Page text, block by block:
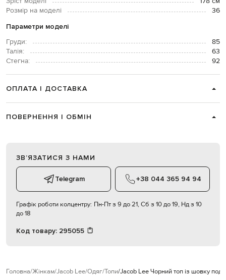
Розмір на моделі
36
Параметри моделі
Груди:
85
Талія:
63
Стегна:
92
ОПЛАТА І ДОСТАВКА
ПОВЕРНЕННЯ І ОБМІН
ЗВʼЯЗАТИСЯ З НАМИ
Telegram +38 044 365 94 94
Графік роботи колцентру: Пн-Пт з 9 до 21, Сб з 10 до 19, Нд з 10
до 18
Код товару: 295055
Головна Жінкам Jacob Lee Одяг Топи Jacob Lee Чорний топ із шовку